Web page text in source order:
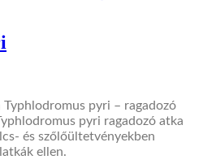
pyri – ragadozó
pyri ragadozó atka
és szőlőültetvényekben
ellen.